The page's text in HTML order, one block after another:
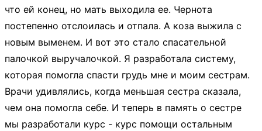
что ей конец, но мать выходила ее. Чернота
постепенно отслоилась и отпала. А коза выжила с
новым выменем. И вот это стало спасательной
палочкой выручалочкой. Я разработала систему,
которая помогла спасти грудь мне и моим сестрам.
Врачи удивлялись, когда меньшая сестра сказала,
чем она помогла себе. И теперь в память о сестре
мы разработали курс - курс помощи остальным